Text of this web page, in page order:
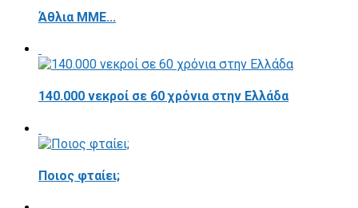
Άθλια ΜΜΕ...
140.000 νεκροί σε 60 χρόνια στην Ελλάδα
Ποιος φταίει;